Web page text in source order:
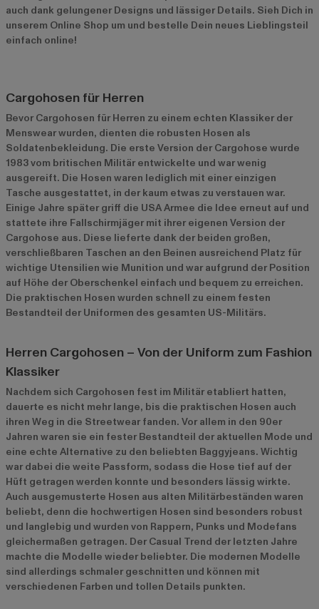
auch dank gelungener Designs und lässiger Details. Sieh Dich in
unserem Online Shop um und bestelle Dein neues Lieblingsteil
einfach online!
Cargohosen für Herren
Bevor Cargohosen für Herren zu einem echten Klassiker der
Menswear wurden, dienten die robusten Hosen als
Soldatenbekleidung. Die erste Version der Cargohose wurde
1983 vom britischen Militär entwickelte und war wenig
ausgereift. Die Hosen waren lediglich mit einer einzigen
Tasche ausgestattet, in der kaum etwas zu verstauen war.
Einige Jahre später griff die USA Armee die Idee erneut auf und
stattete ihre Fallschirmjäger mit ihrer eigenen Version der
Cargohose aus. Diese lieferte dank der beiden großen,
verschließbaren Taschen an den Beinen ausreichend Platz für
wichtige Utensilien wie Munition und war aufgrund der Position
auf Höhe der Oberschenkel einfach und bequem zu erreichen.
Die praktischen Hosen wurden schnell zu einem festen
Bestandteil der Uniformen des gesamten US-Militärs.
Herren Cargohosen – Von der Uniform zum Fashion
Klassiker
Nachdem sich Cargohosen fest im Militär etabliert hatten,
dauerte es nicht mehr lange, bis die praktischen Hosen auch
ihren Weg in die Streetwear fanden. Vor allem in den 90er
Jahren waren sie ein fester Bestandteil der aktuellen Mode und
eine echte Alternative zu den beliebten Baggyjeans. Wichtig
war dabei die weite Passform, sodass die Hose tief auf der
Hüft getragen werden konnte und besonders lässig wirkte.
Auch ausgemusterte Hosen aus alten Militärbeständen waren
beliebt, denn die hochwertigen Hosen sind besonders robust
und langlebig und wurden von Rappern, Punks und Modefans
gleichermaßen getragen. Der Casual Trend der letzten Jahre
machte die Modelle wieder beliebter. Die modernen Modelle
sind allerdings schmaler geschnitten und können mit
verschiedenen Farben und tollen Details punkten.